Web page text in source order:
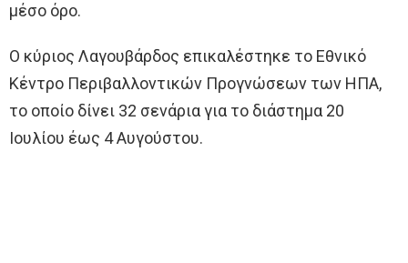
μέσο όρο.
Ο κύριος Λαγουβάρδος επικαλέστηκε το Εθνικό
Κέντρο Περιβαλλοντικών Προγνώσεων των ΗΠΑ,
το οποίο δίνει 32 σενάρια για το διάστημα 20
Ιουλίου έως 4 Αυγούστου.